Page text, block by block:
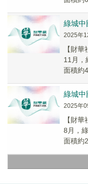
綠城中
2025年
【財
11月，
面積約
綠城中
2025年
【財
8月，
面積約